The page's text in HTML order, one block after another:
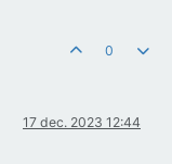
0
17 dec. 2023 12:44